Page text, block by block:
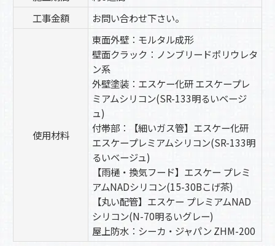
工事金額
お問い合わせ下さい。
使用材料
東面外壁：モルタル成形
壁面クラック：ノンブリードポリウレタ
ン系
外壁塗装：エスケー化研 エスケープレ
ミアムシリコン(SR-133明るいベージ
ュ)
付帯部：【細いガス管】エスケー化研
エスケープレミアムシリコン(SR-133明
るいベージュ)
【雨樋・換気フード】エスケー プレミ
アムNADシリコン(15-30Bこげ茶)
【丸い配管】エスケー プレミアムNAD
シリコン(N-70明るいグレー)
屋上防水：シーカ・ジャパン ZHM-200